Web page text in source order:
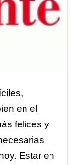
en el
felices y
Estar en